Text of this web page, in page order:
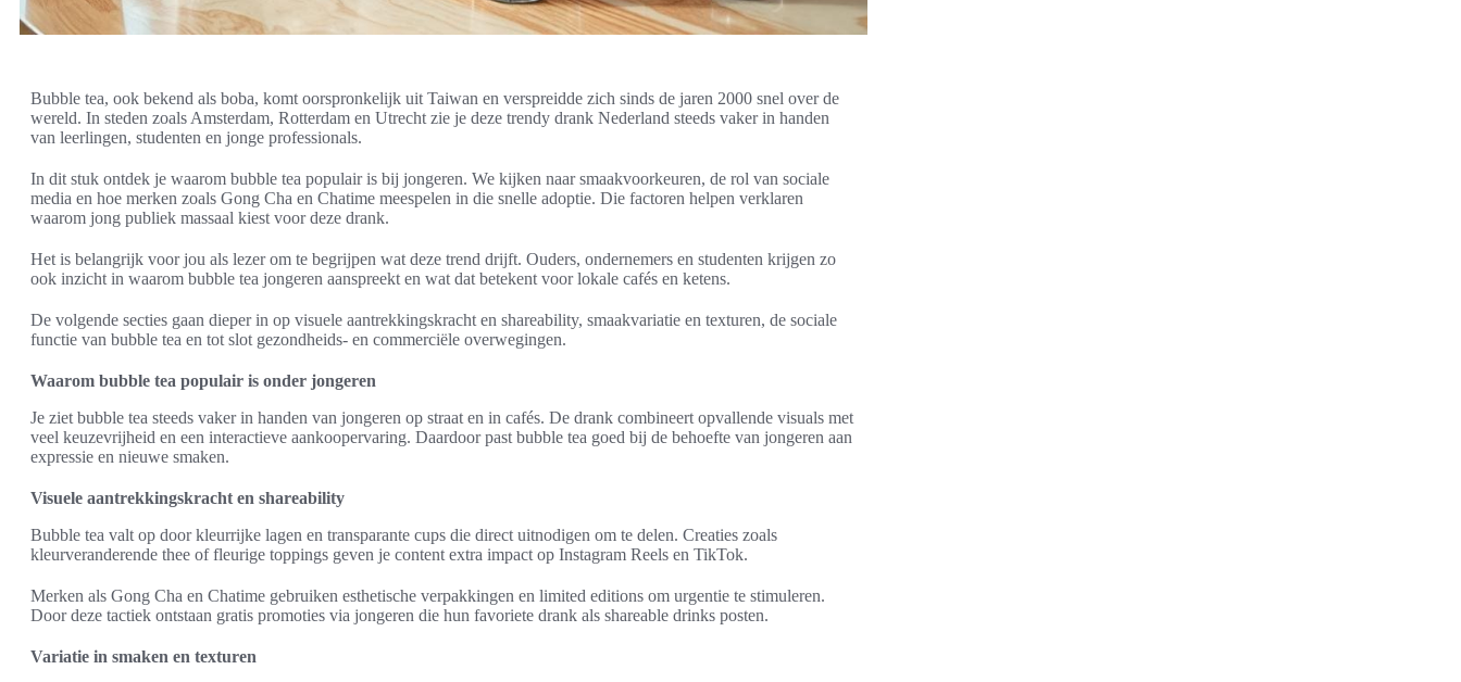
Bubble tea, ook bekend als boba, komt oorspronkelijk uit Taiwan en verspreidde zich sinds de jaren 2000 snel over de
wereld. In steden zoals Amsterdam, Rotterdam en Utrecht zie je deze trendy drank Nederland steeds vaker in handen
van leerlingen, studenten en jonge professionals.
In dit stuk ontdek je waarom bubble tea populair is bij jongeren. We kijken naar smaakvoorkeuren, de rol van sociale
media en hoe merken zoals Gong Cha en Chatime meespelen in die snelle adoptie. Die factoren helpen verklaren
waarom jong publiek massaal kiest voor deze drank.
Het is belangrijk voor jou als lezer om te begrijpen wat deze trend drijft. Ouders, ondernemers en studenten krijgen zo
ook inzicht in waarom bubble tea jongeren aanspreekt en wat dat betekent voor lokale cafés en ketens.
De volgende secties gaan dieper in op visuele aantrekkingskracht en shareability, smaakvariatie en texturen, de sociale
functie van bubble tea en tot slot gezondheids- en commerciële overwegingen.
Waarom bubble tea populair is onder jongeren
Je ziet bubble tea steeds vaker in handen van jongeren op straat en in cafés. De drank combineert opvallende visuals met
veel keuzevrijheid en een interactieve aankoopervaring. Daardoor past bubble tea goed bij de behoefte van jongeren aan
expressie en nieuwe smaken.
Visuele aantrekkingskracht en shareability
Bubble tea valt op door kleurrijke lagen en transparante cups die direct uitnodigen om te delen. Creaties zoals
kleurveranderende thee of fleurige toppings geven je content extra impact op Instagram Reels en TikTok.
Merken als Gong Cha en Chatime gebruiken esthetische verpakkingen en limited editions om urgentie te stimuleren.
Door deze tactiek ontstaan gratis promoties via jongeren die hun favoriete drank als shareable drinks posten.
Variatie in smaken en texturen